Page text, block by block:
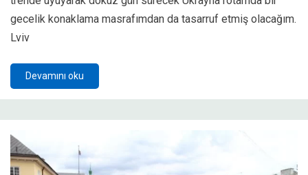
gecelik konaklama masrafımdan da tasarruf etmiş olacağım.
Lviv
Devamını oku